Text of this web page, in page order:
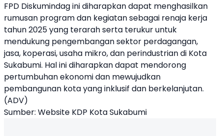
FPD Diskumindag ini diharapkan dapat menghasilkan
rumusan program dan kegiatan sebagai renaja kerja
tahun 2025 yang terarah serta terukur untuk
mendukung pengembangan sektor perdagangan,
jasa, koperasi, usaha mikro, dan perindustrian di Kota
Sukabumi. Hal ini diharapkan dapat mendorong
pertumbuhan ekonomi dan mewujudkan
pembangunan kota yang inklusif dan berkelanjutan.
(ADV)
Sumber: Website KDP Kota Sukabumi